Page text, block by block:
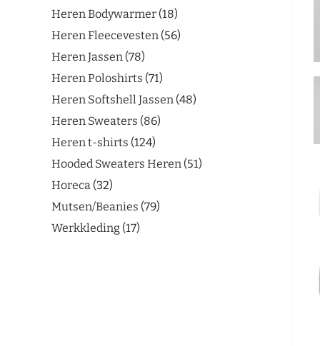
Heren Bodywarmer 18
Heren Fleecevesten 56
Heren Jassen 78
Heren Poloshirts 71
Heren Softshell Jassen 48
Heren Sweaters 86
Heren t-shirts 124
Hooded Sweaters Heren 51
Horeca 32
Mutsen/Beanies 79
Werkkleding 17